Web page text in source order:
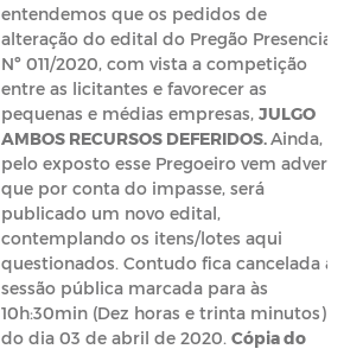
entendemos que os pedidos de
alteração do edital do Pregão Presencial
Nº 011/2020, com vista a competição
entre as licitantes e favorecer as
pequenas e médias empresas, JULGO
AMBOS RECURSOS DEFERIDOS.Ainda,
pelo exposto esse Pregoeiro vem advertir
que por conta do impasse, será
publicado um novo edital,
contemplando os itens/lotes aqui
questionados. Contudo fica cancelada a
sessão pública marcada para às
10h:30min (Dez horas e trinta minutos)
do dia 03 de abril de 2020. Cópia do